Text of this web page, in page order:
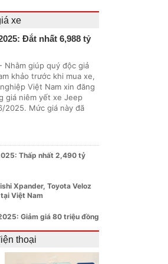
xe
Đắt nhất 6,988 tỷ
Nhằm giúp quý độc giả
khảo trước khi mua xe,
Việt Nam xin đăng
giá niêm yết xe Jeep
2025. Mức giá này đã
Thấp nhất 2,490 tỷ
Xpander, Toyota Veloz
Việt Nam
Giảm giá 80 triệu đồng
thoại